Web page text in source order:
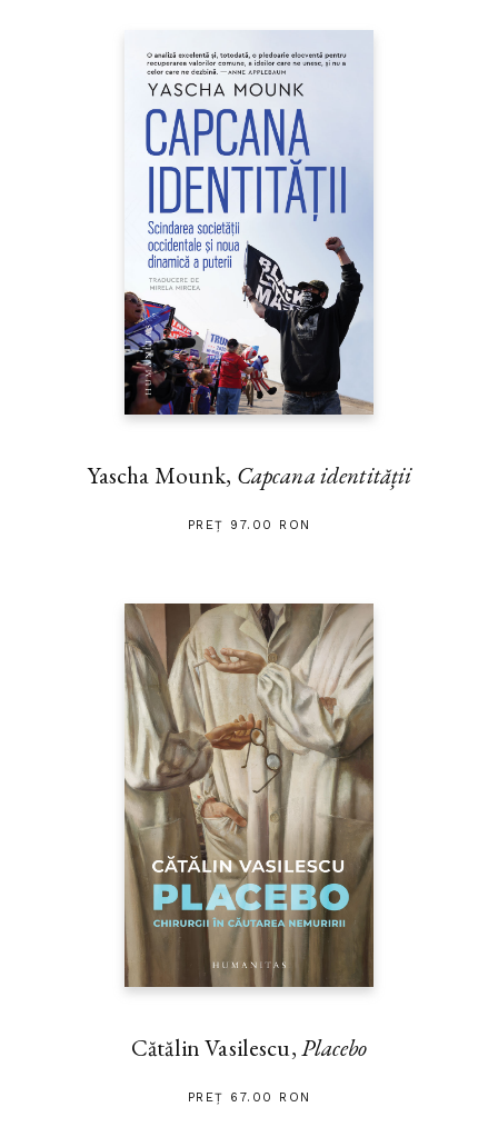
Yascha Mounk, Capcana identității
PREȚ 97.00 RON
Cătălin Vasilescu,Placebo
PREȚ 67.00 RON